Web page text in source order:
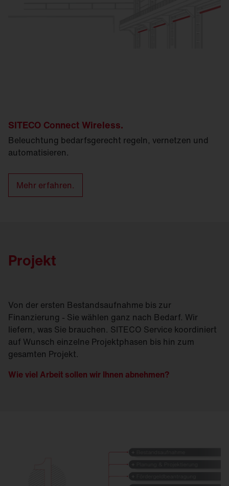
SITECO Connect Wireless.
Beleuchtung bedarfsgerecht regeln, vernetzen und
automatisieren.
Mehr erfahren.
Projekt
Von der ersten Bestandsaufnahme bis zur
Finanzierung - Sie wählen ganz nach Bedarf. Wir
liefern, was Sie brauchen. SITECO Service koordiniert
auf Wunsch einzelne Projektphasen bis hin zum
gesamten Projekt.
Wie viel Arbeit sollen wir Ihnen abnehmen?